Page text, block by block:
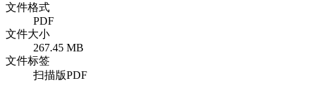
文件格式
PDF
文件大小
267.45 MB
文件标签
扫描版PDF